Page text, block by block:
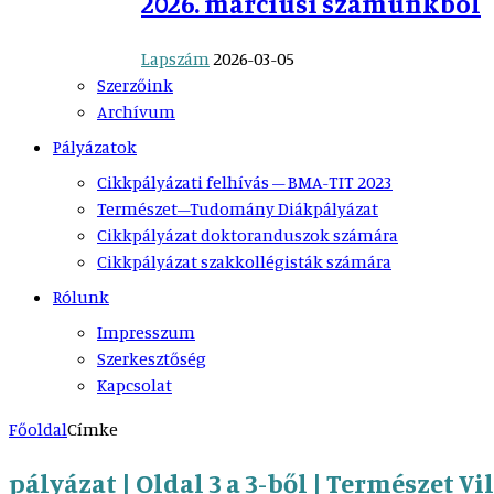
Lapszám2026-03-05
Szerzőink
Archívum
Pályázatok
Cikkpályázati felhívás – BMA-TIT 2023
Természet–Tudomány Diákpályázat
Cikkpályázat doktoranduszok számára
Cikkpályázat szakkollégisták számára
Rólunk
Impresszum
Szerkesztőség
Kapcsolat
FőoldalCímke
pályázat | Oldal 3 a 3-ből | Természet